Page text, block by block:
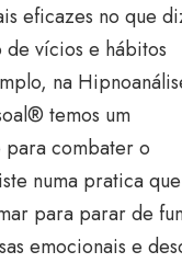
eficazes no que
vícios e hábitos
na
temos um
combater o
numa pratica que
para parar de
emocionais e